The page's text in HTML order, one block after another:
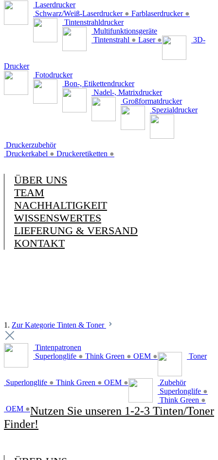
Laserdrucker
Schwarz/Weiß-Laserdrucker ● Farblaserdrucker ●
Tintenstrahldrucker
Multifunktionsgeräte
Tintenstrahl ● Laser ● 3D-
Drucker
Fotodrucker
Bon-, Etikettendrucker
Nadel-, Matrixdrucker
Großformatdrucker
Spezialdrucker
Druckerzubehör
Druckerkabel ● Druckeretiketten ●
ÜBER UNS
TEAM
NACHHALTIGKEIT
WISSENSWERTES
LIEFERUNG & VERSAND
KONTAKT
1. Zur Kategorie Tinten & Toner
Tintenpatronen
Superlonglife ● Think Green ● OEM ● Toner
Superlonglife ● Think Green ● OEM ●
Zubehör
Superlonglife ●
Think Green ●
OEM ●Nutzen Sie unseren 1-2-3 Tinten/Toner
Finder!